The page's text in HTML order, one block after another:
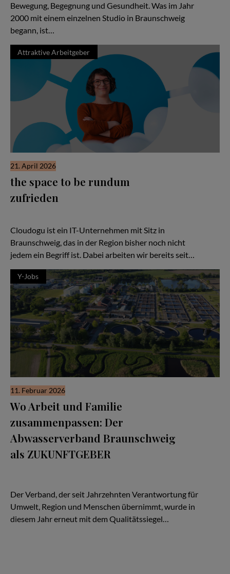
Bewegung, Begegnung und Gesundheit. Was im Jahr
2000 mit einem einzelnen Studio in Braunschweig
begann, ist…
Attraktive Arbeitgeber
21. April 2026
the space to be rundum
zufrieden
Cloudogu ist ein IT-Unternehmen mit Sitz in
Braunschweig, das in der Region bisher noch nicht
jedem ein Begriff ist. Dabei arbeiten wir bereits seit…
Y-Jobs
11. Februar 2026
Wo Arbeit und Familie
zusammenpassen: Der
Abwasserverband Braunschweig
als ZUKUNFTGEBER
Der Verband, der seit Jahrzehnten Verantwortung für
Umwelt, Region und Menschen übernimmt, wurde in
diesem Jahr erneut mit dem Qualitätssiegel…